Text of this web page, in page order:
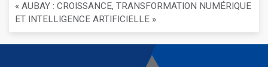
« AUBAY : CROISSANCE, TRANSFORMATION NUMÉRIQUE
ET INTELLIGENCE ARTIFICIELLE »